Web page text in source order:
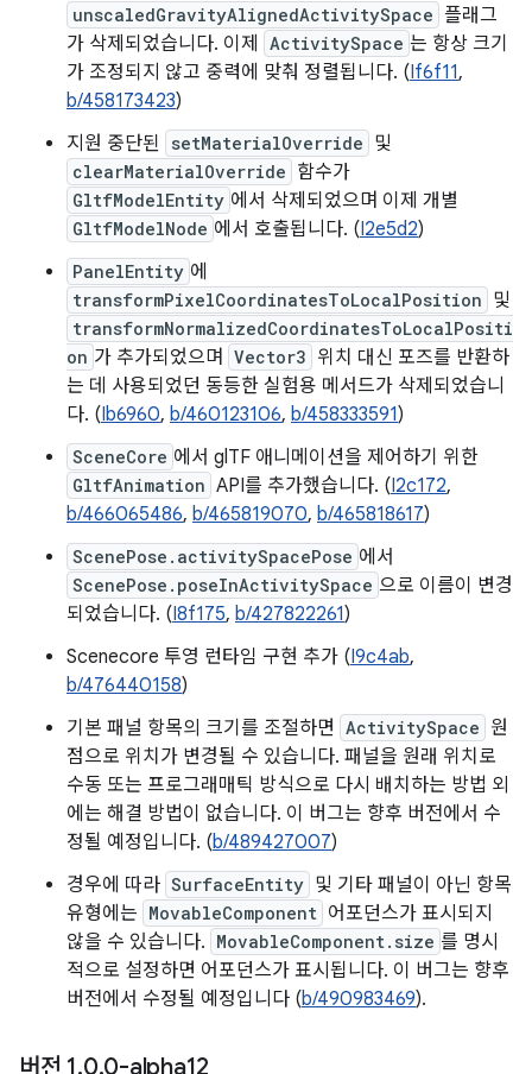
unscaledGravityAlignedActivitySpace 플래그
가 삭제되었습니다. 이제
ActivitySpace 는 항상 크기
가 조정되지 않고 중력에 맞춰 정렬됩니다. (If6f11,
b/458173423)
지원 중단된 setMaterialOverride 및
clearMaterialOverride 함수가
GltfModelEntity 에서 삭제되었으며 이제 개별
GltfModelNode 에서 호출됩니다. (I2e5d2)
PanelEntity 에
transformPixelCoordinatesToLocalPosition 및
transformNormalizedCoordinatesToLocalPositi
on 가 추가되었으며 Vector3 위치 대신 포즈를 반환하
는 데 사용되었던 동등한 실험용 메서드가 삭제되었습니
다. (Ib6960, b/460123106, b/458333591)
SceneCore 에서 glTF 애니메이션을 제어하기 위한
GltfAnimation API를 추가했습니다. (I2c172,
b/466065486, b/465819070, b/465818617)
ScenePose.activitySpacePose 에서
ScenePose.poseInActivitySpace 으로 이름이 변경
되었습니다. (I8f175, b/427822261)
Scenecore 투영 런타임 구현 추가 (I9c4ab,
b/476440158)
기본 패널 항목의 크기를 조절하면 ActivitySpace 원
점으로 위치가 변경될 수 있습니다. 패널을 원래 위치로
수동 또는 프로그래매틱 방식으로 다시 배치하는 방법 외
에는 해결 방법이 없습니다. 이 버그는 향후 버전에서 수
정될 예정입니다. (b/489427007)
경우에 따라 SurfaceEntity 및 기타 패널이 아닌 항목
유형에는 MovableComponent 어포던스가 표시되지
않을 수 있습니다. MovableComponent.size 를 명시
적으로 설정하면 어포던스가 표시됩니다. 이 버그는 향후
버전에서 수정될 예정입니다 (b/490983469).
버전 1.0.0-alpha12